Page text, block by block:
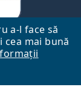
a-l face să
mai bună